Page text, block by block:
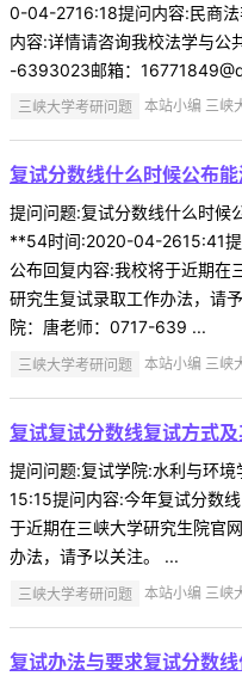
0-04-2716:18提问内容:民商
内容:详情请咨询我校法学与公
-6393023邮箱：
三峡大学考研问题 本站小编 三峡
复试分数线什么时候公布
提问问题:复试分数线什么时候
**54时间:2020-04-2615:41提
公布回复内容:我校将于近期在
研究生复试录取工作办法，请
院：唐老师：0717-639 ...
三峡大学考研问题 本站小编 三峡
复试复试分数线复试方式及
提问问题:复试学院:水利与环
15:15提问内容:今年复试分数
于近期在三峡大学研究生院官
办法，请予以关注。 ...
三峡大学考研问题 本站小编 三峡
复试办法与要求复试分数